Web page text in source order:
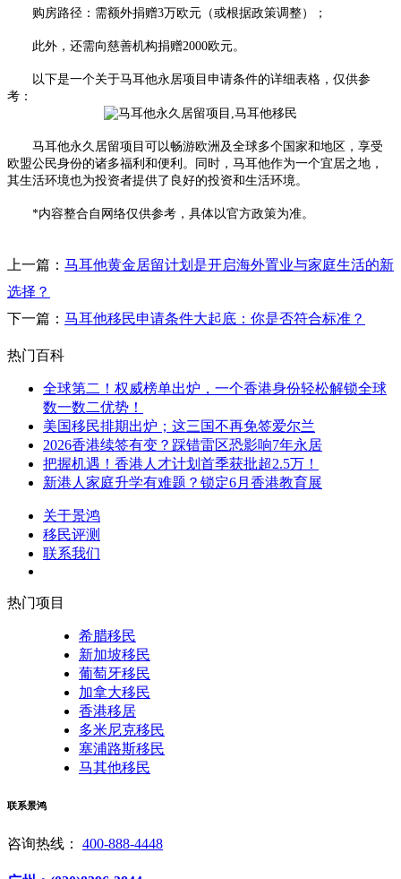
购房路径：需额外捐赠3万欧元（或根据政策调整）；
此外，还需向慈善机构捐赠2000欧元。
以下是一个关于马耳他永居项目申请条件的详细表格，仅供参
考：
马耳他永久居留项目可以畅游欧洲及全球多个国家和地区，享受
欧盟公民身份的诸多福利和便利。同时，马耳他作为一个宜居之地，
其生活环境也为投资者提供了良好的投资和生活环境。
*内容整合自网络仅供参考，具体以官方政策为准。
上一篇： 马耳他黄金居留计划是开启海外置业与家庭生活的新
选择？
下一篇： 马耳他移民申请条件大起底：你是否符合标准？
热门百科
全球第二！权威榜单出炉，一个香港身份轻松解锁全球
数一数二优势！
美国移民排期出炉；这三国不再免签爱尔兰
2026香港续签有变？踩错雷区恐影响7年永居
把握机遇！香港人才计划首季获批超2.5万！
新港人家庭升学有难题？锁定6月香港教育展
关于景鸿
移民评测
联系我们
热门项目
希腊移民
新加坡移民
葡萄牙移民
加拿大移民
香港移居
多米尼克移民
塞浦路斯移民
马其他移民
联系景鸿
咨询热线： 400-888-4448